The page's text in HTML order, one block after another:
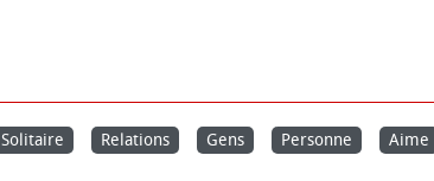
Solitaire Relations Gens Personne Aime